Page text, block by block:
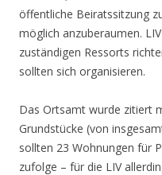
öffentliche Beiratssitzung
möglich anzuberaumen.
zuständigen Ressorts
sollten sich organisieren.
Das Ortsamt wurde zitiert
Grundstücke (von
sollten 23 Wohnungen für
zufolge – für die LIV